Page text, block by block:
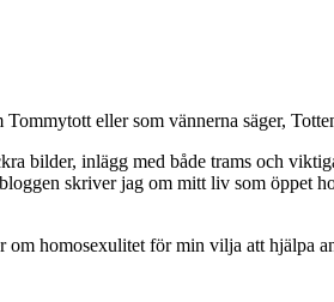
eller som vännerna säger,
bilder, inlägg med både trams och
skriver jag om mitt liv som öppet
homosexulitet för min vilja att hjälpa